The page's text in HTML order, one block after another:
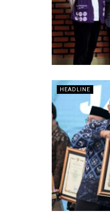
HEADLINE